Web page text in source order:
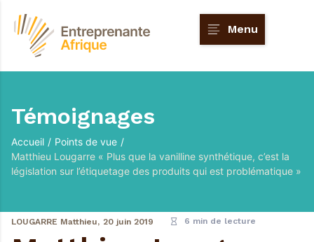
Menu
Témoignages
Accueil / Points de vue /
Matthieu Lougarre « Plus que la vanilline synthétique, c’est la
législation sur l’étiquetage des produits qui est problématique »
LOUGARRE Matthieu, 20 juin 2019 6 min de lecture